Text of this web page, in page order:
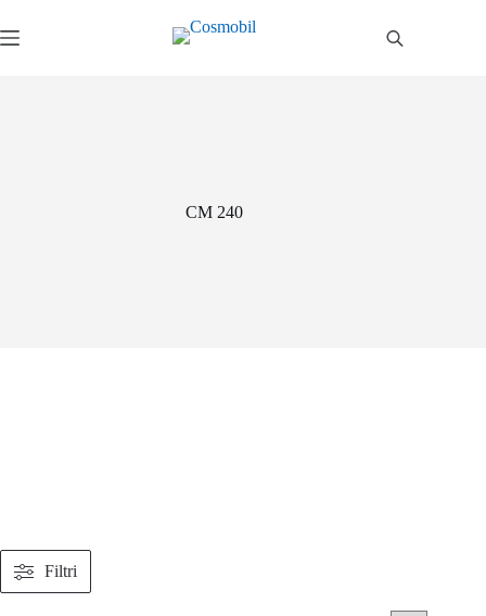
al
contenuto
CM 240
Filtri